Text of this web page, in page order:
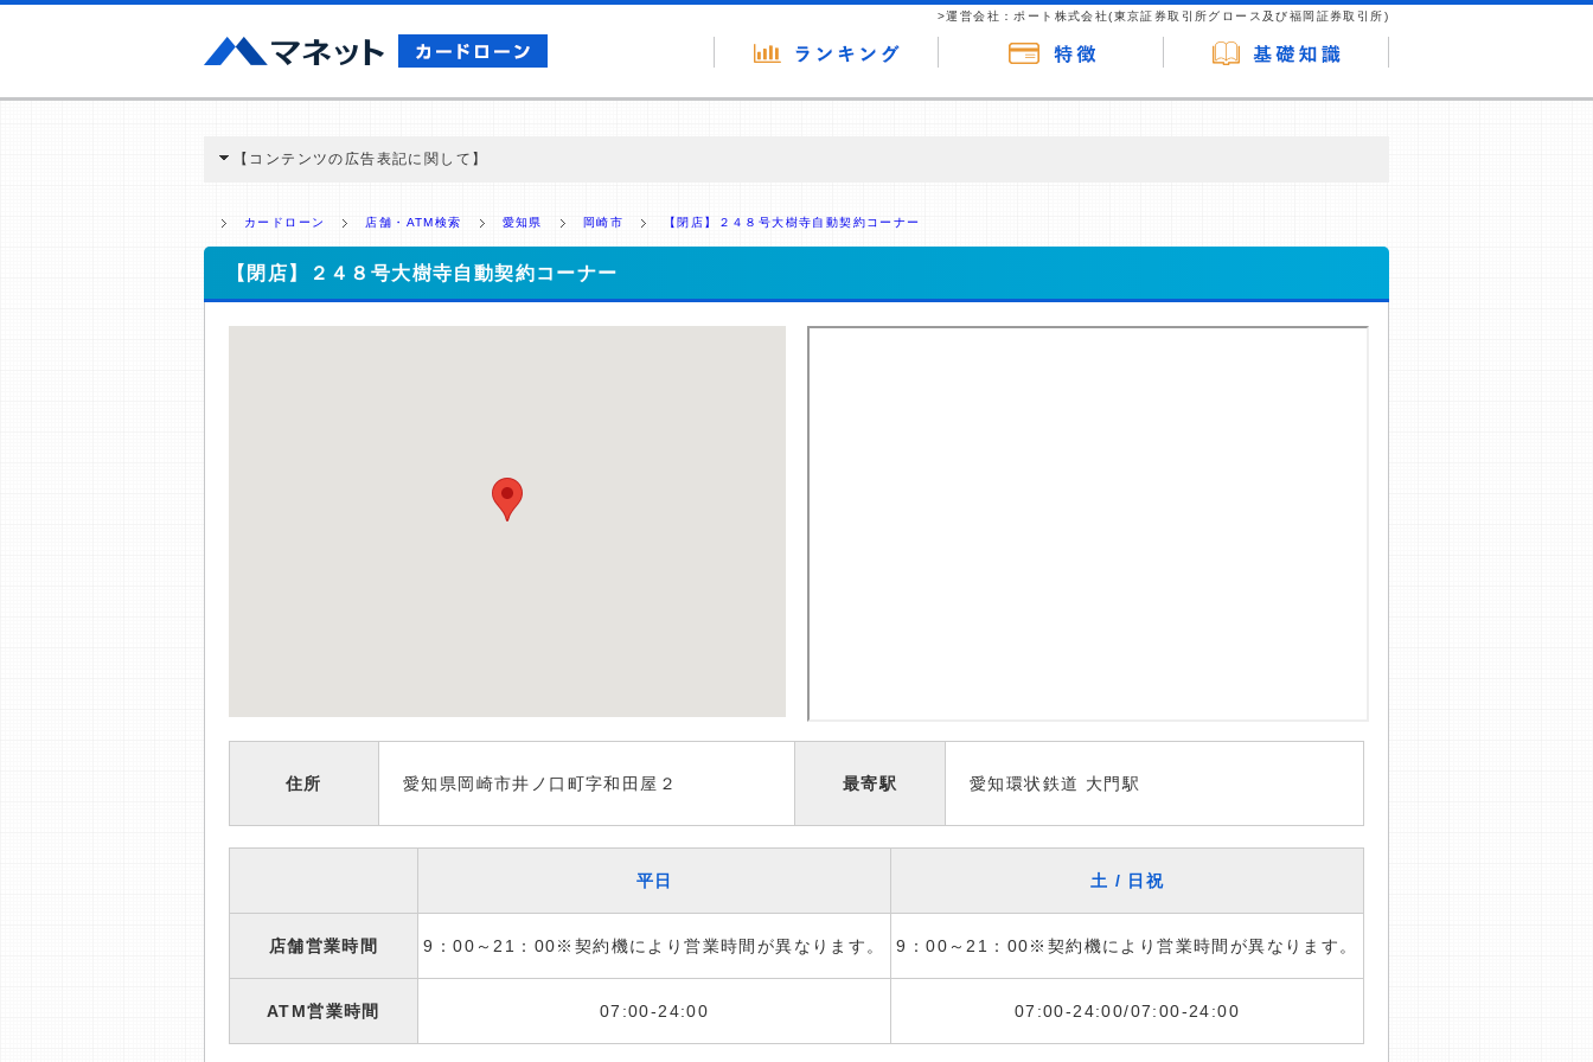
>運営会社：ポート株式会社(東京証券取引所グロース及び福岡証券取引所)
【コンテンツの広告表記に関して】
ミ収集などに基づき、公平性を担保した情報提供を行っています。
>提携企業一覧
カードローン 店舗・ATM検索 愛知県 岡崎市 【閉店】２４８号大樹寺自動契約コーナー
【閉店】２４８号大樹寺自動契約コーナー
住所 愛知県岡崎市井ノ口町字和田屋２ 最寄駅 愛知環状鉄道 大門駅
平日 土 / 日祝
店舗営業時間 9：00～21：00※契約機により営業時間が異なります。 9：00～21：00※契約機により営業時間が異なります。
ATM営業時間 07:00-24:00 07:00-24:00/07:00-24:00